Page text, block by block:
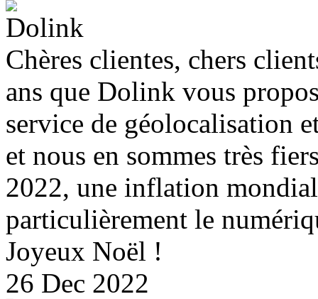
Chères clientes, chers
ans que Dolink vous
service de géolocalisation
et nous en sommes très
2022, une inflation
particulièrement le
Joyeux Noël !
26 Dec 2022